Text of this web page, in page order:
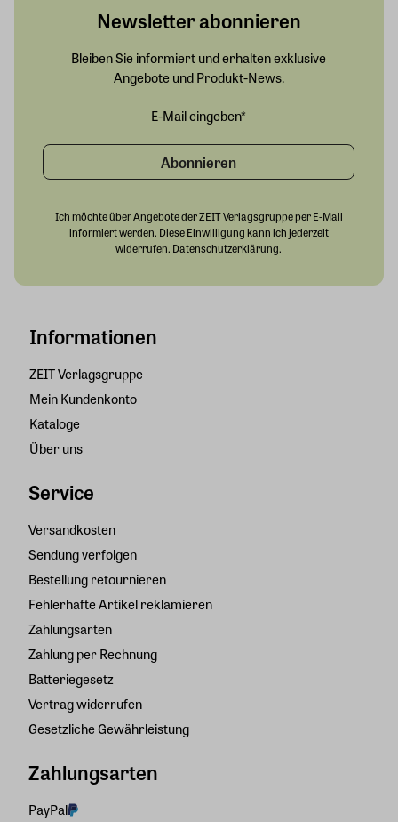
Informationen
ZEIT Verlagsgruppe
Mein Kundenkonto
Kataloge
Über uns
Service
Versandkosten
Sendung verfolgen
Bestellung retournieren
Fehlerhafte Artikel reklamieren
Zahlungsarten
Zahlung per Rechnung
Batteriegesetz
Vertrag widerrufen
Gesetzliche Gewährleistung
Zahlungsarten
PayPal
Newsletter abonnieren
Bleiben Sie informiert und erhalten exklusive
Angebote und Produkt-News.
Abonnieren
Ich möchte über Angebote derZEIT Verlagsgruppeper E-Mail
informiert werden. Diese Einwilligung kann ich jederzeit
widerrufen. Datenschutzerklärung.